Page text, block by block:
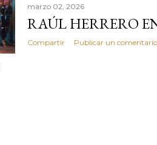
marzo 02, 2026
RAÚL HERRERO
Compartir Publicar un comentario